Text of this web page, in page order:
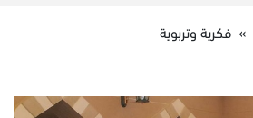
» فكرية وتربوية